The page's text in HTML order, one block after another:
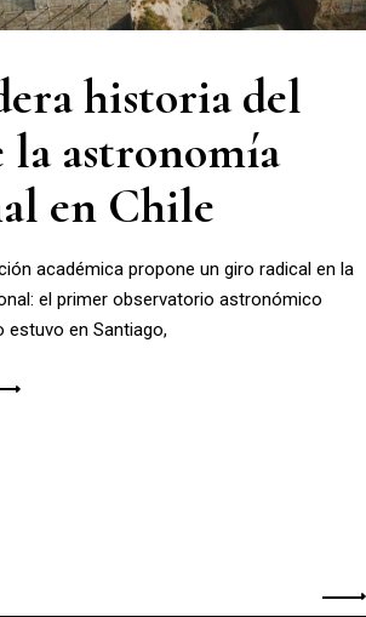
historia del
la astronomía
en Chile
académica propone un giro radical en la
el primer observatorio astronómico
estuvo en Santiago,